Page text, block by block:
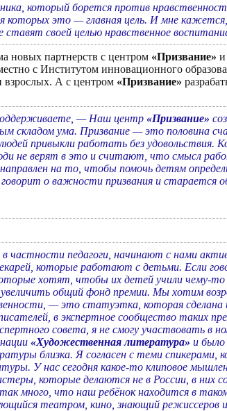
который борется против
которых это — главная цель. И мне
своей целью нравственное
новых партнерств с центром «Призвание» и
с Институтом инновационного
взрослых. А с центром «Призвание»
— Наш центр «Призвание»
складом ума. Призвание — это половина
привыкли работать без удовольствия.
не верят в это и считают, что смысл
на то, чтобы помочь детям
о важности призвания и старается
в частности педагоги, начинают с нами
которые работают с детьми. Если
хотят, чтобы их детей учили чему-
общий фонд премии. Мы хотим
— это статуэтка, которая
в экспертное сообщество таких
совета, я не смогу участвовать в
«Художественная литература» и
близка. Я согласен с теми спикерами,
У нас сегодня какое-то клиповое
которые делаются не в России, в них
много, что наш ребёнок находится в
театром, кино, знающий режиссеров